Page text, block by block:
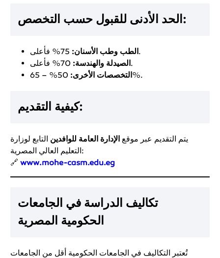
الحد الأدنى للقبول حسب التخصص:
الطب وطب الأسنان: 75% فأعلى.
الصيدلة والهندسة: 70% فأعلى.
التخصصات الأخرى: 50% – 65%.
كيفية التقديم:
يتم التقديم عبر موقع الإدارة العامة للوافدين التابع لوزارة
التعليم العالي المصرية:
🔗 www.mohe-casm.edu.eg
تكاليف الدراسة في الجامعات
الحكومية المصرية
تُعتبر التكاليف في الجامعات الحكومية أقل من الجامعات